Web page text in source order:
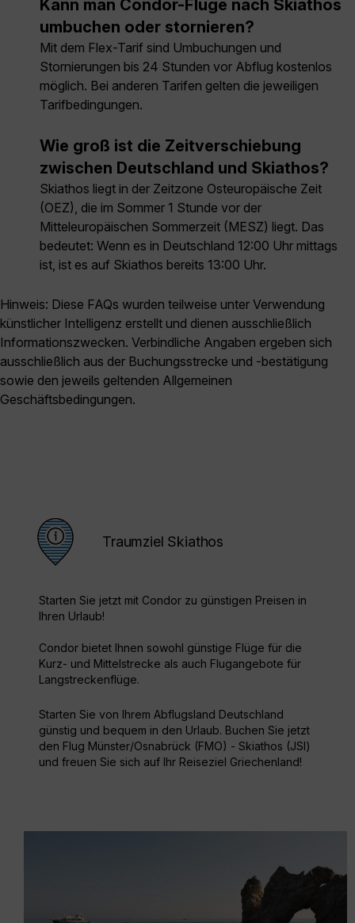
Kann man Condor-Flüge nach Skiathos
umbuchen oder stornieren?
Mit dem Flex-Tarif sind Umbuchungen und
Stornierungen bis 24 Stunden vor Abflug kostenlos
möglich. Bei anderen Tarifen gelten die jeweiligen
Tarifbedingungen.
Wie groß ist die Zeitverschiebung
zwischen Deutschland und Skiathos?
Skiathos liegt in der Zeitzone Osteuropäische Zeit
(OEZ), die im Sommer 1 Stunde vor der
Mitteleuropäischen Sommerzeit (MESZ) liegt. Das
bedeutet: Wenn es in Deutschland 12:00 Uhr mittags
ist, ist es auf Skiathos bereits 13:00 Uhr.
Hinweis: Diese FAQs wurden teilweise unter Verwendung
künstlicher Intelligenz erstellt und dienen ausschließlich
Informationszwecken. Verbindliche Angaben ergeben sich
ausschließlich aus der Buchungsstrecke und -bestätigung
sowie den jeweils geltenden Allgemeinen
Geschäftsbedingungen.
Traumziel Skiathos
Starten Sie jetzt mit Condor zu günstigen Preisen in
Ihren Urlaub!
Condor bietet Ihnen sowohl günstige Flüge für die
Kurz- und Mittelstrecke als auch Flugangebote für
Langstreckenflüge.
Starten Sie von Ihrem Abflugsland Deutschland
günstig und bequem in den Urlaub. Buchen Sie jetzt
den Flug Münster/Osnabrück (FMO) - Skiathos (JSI)
und freuen Sie sich auf Ihr Reiseziel Griechenland!